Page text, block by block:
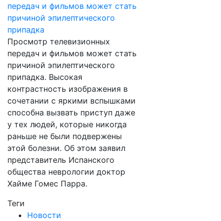
Просмотр телевизионных
передач и фильмов может стать
причиной эпилептического
припадка. Высокая
контрастность изображения в
сочетании с яркими вспышками
способна вызвать приступ даже
у тех людей, которые никогда
раньше не были подвержены
этой болезни. Об этом заявил
представитель Испанского
общества неврологии доктор
Хайме Гомес Парра.
Теги
Новости